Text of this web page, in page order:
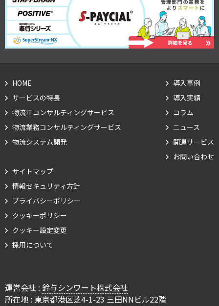
HOME
サービスの特長
物流ITコンサルティングサービス
物流業務コンサルティングサービス
物流システム開発
導入事例
導入実績
コラム
ニュース
関連サービス
お問い合わせ
サイトマップ
情報セキュリティ方針
プライバシーポリシー
クッキーポリシー
クッキー設定変更
採用について
運営会社 : 鈴与シンワート株式会社
所在地 : 東京都港区芝4-1-23 三田NNビル22階
プライバシー情報
プライバシー情報
Cookie であり、対象となるのはサイト訪問者に関する情報、サイト訪問者
による設定、デバイス情報などです。これらの情報はサイトを正常に機能さ